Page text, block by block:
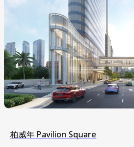
柏威年 Pavilion Square